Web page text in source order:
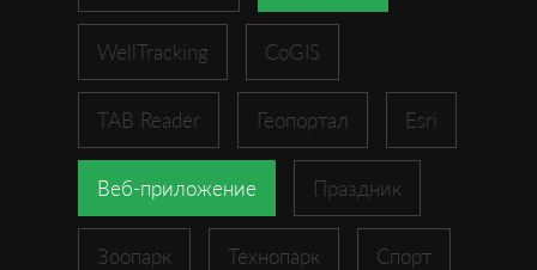
WellTracking CoGIS
TAB Reader Геопортал Esri
Веб-приложение Праздник
Зоопарк Технопарк Спорт